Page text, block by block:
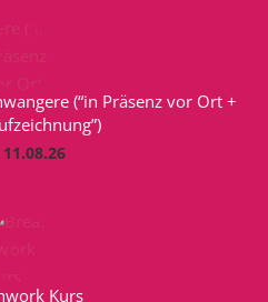
(“in Präsenz vor Ort +
Kurs